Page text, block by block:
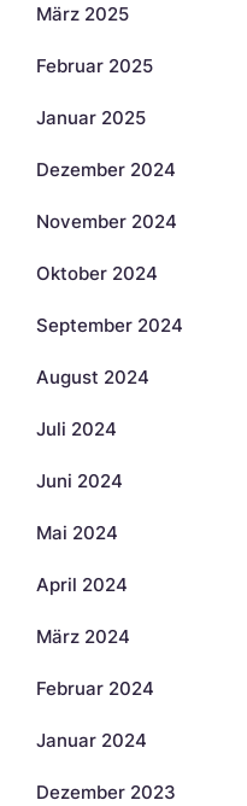
März 2025
Februar 2025
Januar 2025
Dezember 2024
November 2024
Oktober 2024
September 2024
August 2024
Juli 2024
Juni 2024
Mai 2024
April 2024
März 2024
Februar 2024
Januar 2024
Dezember 2023